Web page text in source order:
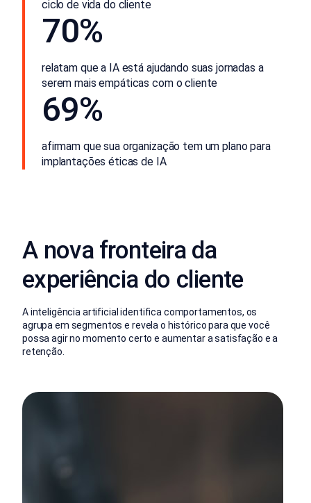
ciclo de vida do cliente
70%
relatam que a IA está ajudando suas jornadas a
serem mais empáticas com o cliente
69%
afirmam que sua organização tem um plano para
implantações éticas de IA
A nova fronteira da
experiência do cliente
A inteligência artificial identifica comportamentos, os
agrupa em segmentos e revela o histórico para que você
possa agir no momento certo e aumentar a satisfação e a
retenção.